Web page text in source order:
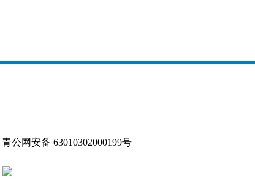
青公网安备 63010302000199号